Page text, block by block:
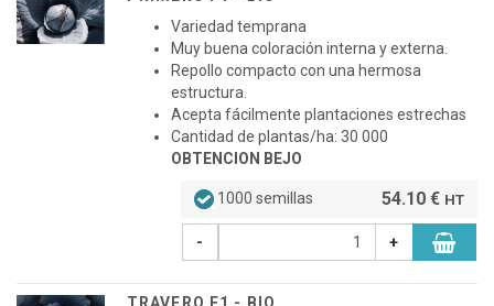
Variedad temprana
Muy buena coloración interna y externa.
Repollo compacto con una hermosa
estructura.
Acepta fácilmente plantaciones estrechas
Cantidad de plantas/ha: 30 000
OBTENCION BEJO
1000 semillas 54.10 € HT
- +